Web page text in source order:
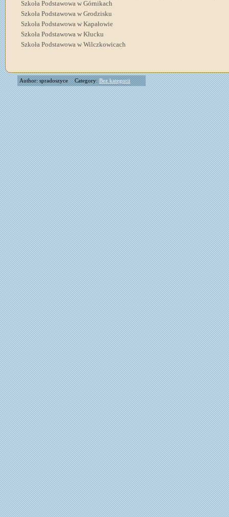
Szkoła Podstawowa w Górnikach
Szkoła Podstawowa w Grodzisku
Szkoła Podstawowa w Kapałowie
Szkoła Podstawowa w Kłucku
Szkoła Podstawowa w Wilczkowicach
Author: spradoszyce Category:Bez kategorii